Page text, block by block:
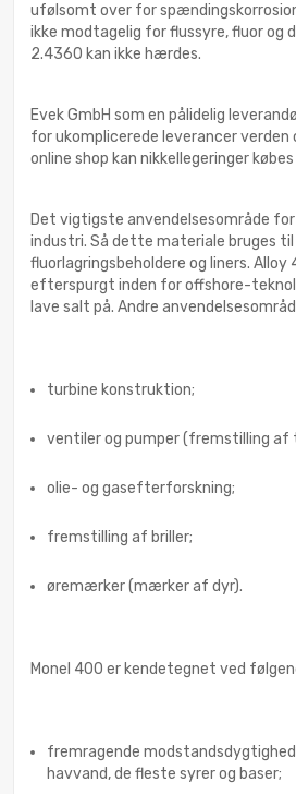
ufølsomt over for
ikke modtagelig for flussyre, fluor og
2.4360 kan ikke hærdes.
Evek GmbH som en pålidelig
for ukomplicerede leverancer verden
online shop kan nikkellegeringer
Det vigtigste anvendelsesområde
industri. Så dette materiale bruges
fluorlagringsbeholdere og liners. Alloy
efterspurgt inden for offshore-
lave salt på. Andre
turbine konstruktion;
ventiler og pumper (fremstilling af
olie- og gasefterforskning;
fremstilling af briller;
øremærker (mærker af dyr).
Monel 400 er kendetegnet ved
fremragende
havvand, de fleste syrer og baser;